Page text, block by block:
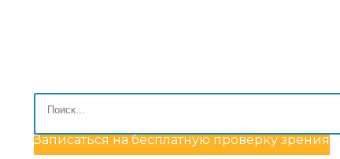
Записаться на бесплатную проверку зрения